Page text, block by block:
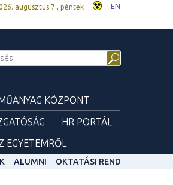
augusztus 7., péntek EN
KÖZPONT
HR PORTÁL
EGYETEMRŐL
ALUMNI OKTATÁSI REND